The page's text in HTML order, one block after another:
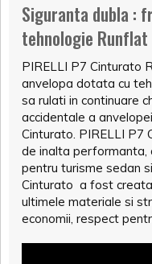
Siguranta dubla :
tehnologie Runflat
PIRELLI P7 Cinturato
anvelopa dotata cu
sa rulati in continuare
accidentale a
Cinturato. PIRELLI P7
de inalta performanta,
pentru turisme sedan
Cinturato a fost
ultimele materiale si
economii, respect